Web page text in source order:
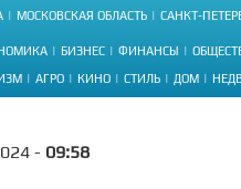
МОСКОВСКАЯ ОБЛАСТЬ САНКТ-
БИЗНЕС ФИНАНСЫ
АГРО КИНО СТИЛЬ ДОМ
- 09:58